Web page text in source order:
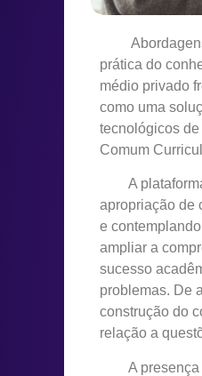
Abordagens
prática do
médio privado
como uma
tecnológicos
Comum
A plataforma
apropriação de
e
ampliar a
sucesso
problemas. De
construção do
relação a
A presença